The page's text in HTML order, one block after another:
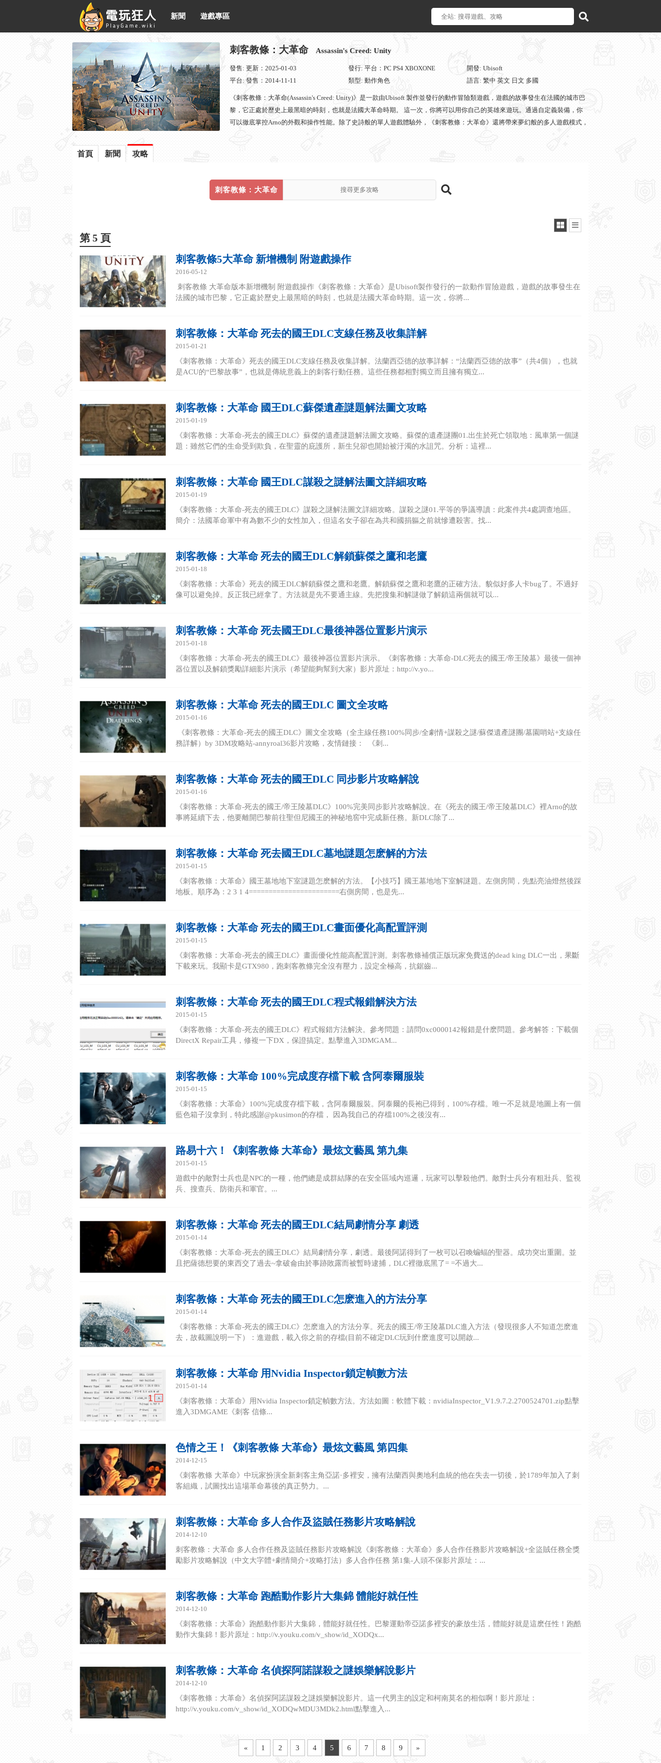
新聞 遊戲專區
刺客教條：大革命 Assassin's Creed: Unity
發售: 更新：2025-01-03 發行: 平台：PC PS4 XBOXONE
開發: Ubisoft
平台: 發售：2014-11-11
類型: 動作角色 語言: 繁中 英文 日文 多國
《刺客教條：大革命(Assassin's Creed: Unity)》是一款由Ubisoft 製作並發行的動作冒險類遊戲，遊戲的故事發生在法國的城市巴
黎，它正處於歷史上最黑暗的時刻，也就是法國大革命時期。 這一次，你將可以用你自己的英雄來遊玩。通過自定義裝備，你
可以徹底掌控Arno的外觀和操作性能。除了史詩般的單人遊戲體驗外，《刺客教條：大革命》還將帶來夢幻般的多人遊戲模式，
首頁 新聞 攻略
刺客教條：大革命
第 5 頁
刺客教條5大革命 新增機制 附遊戲操作
2016-05-12
刺客教條 大革命版本新增機制 附遊戲操作《刺客教條：大革命》是Ubisoft製作發行的一款動作冒險遊戲，遊戲的故事發生在
法國的城市巴黎，它正處於歷史上最黑暗的時刻，也就是法國大革命時期。這一次，你將...
刺客教條：大革命 死去的國王DLC支線任務及收集詳解
2015-01-21
《刺客教條：大革命》死去的國王DLC支線任務及收集詳解。法蘭西亞德的故事詳解：“法蘭西亞德的故事”（共4個），也就
是ACU的“巴黎故事”，也就是傳統意義上的刺客行動任務。這些任務都相對獨立而且擁有獨立...
刺客教條：大革命 國王DLC蘇傑遺產謎題解法圖文攻略
2015-01-19
《刺客教條：大革命-死去的國王DLC》蘇傑的遺產謎題解法圖文攻略。蘇傑的遺產謎團01.出生於死亡領取地：風車第一個謎
題：雖然它們的生命受到欺負，在聖靈的庇護所，新生兒卻也開始被汙濁的水詛咒。分析：這裡...
刺客教條：大革命 國王DLC謀殺之謎解法圖文詳細攻略
2015-01-19
《刺客教條：大革命-死去的國王DLC》謀殺之謎解法圖文詳細攻略。謀殺之謎01.平等的爭議導讀：此案件共4處調查地區。
簡介：法國革命軍中有為數不少的女性加入，但這名女子卻在為共和國捐軀之前就慘遭殺害。找...
刺客教條：大革命 死去的國王DLC解鎖蘇傑之鷹和老鷹
2015-01-18
《刺客教條：大革命》死去的國王DLC解鎖蘇傑之鷹和老鷹。解鎖蘇傑之鷹和老鷹的正確方法。貌似好多人卡bug了。不過好
像可以避免掉。反正我已經拿了。方法就是先不要通主線。先把搜集和解謎做了解鎖這兩個就可以...
刺客教條：大革命 死去國王DLC最後神器位置影片演示
2015-01-18
《刺客教條：大革命-死去的國王DLC》最後神器位置影片演示。《刺客教條：大革命-DLC死去的國王/帝王陵墓》最後一個神
器位置以及解鎖獎勵詳細影片演示（希望能夠幫到大家）影片原址：http://v.yo...
刺客教條：大革命 死去的國王DLC 圖文全攻略
2015-01-16
《刺客教條：大革命-死去的國王DLC》圖文全攻略（全主線任務100%同步/全劇情+謀殺之謎/蘇傑遺產謎團/墓園哨站+支線任
務詳解）by 3DM攻略站-annyroal36影片攻略，友情鏈接： 《刺...
刺客教條：大革命 死去的國王DLC 同步影片攻略解說
2015-01-16
《刺客教條：大革命-死去的國王/帝王陵墓DLC》100%完美同步影片攻略解說。在《死去的國王/帝王陵墓DLC》裡Arno的故
事將延續下去，他要離開巴黎前往聖但尼國王的神秘地窖中完成新任務。新DLC除了...
刺客教條：大革命 死去國王DLC墓地謎題怎麽解的方法
2015-01-15
《刺客教條：大革命》國王墓地地下室謎題怎麽解的方法。【小技巧】國王墓地地下室解謎題。左側房間，先點亮油燈然後踩
地板。順序為：2 3 1 4=======================右側房間，也是先...
刺客教條：大革命 死去的國王DLC畫面優化高配置評測
2015-01-15
《刺客教條：大革命-死去的國王DLC》畫面優化性能高配置評測。刺客教條補償正版玩家免費送的dead king DLC一出，果斷
下載來玩。我顯卡是GTX980，跑刺客教條完全沒有壓力，設定全極高，抗鋸齒...
刺客教條：大革命 死去的國王DLC程式報錯解決方法
2015-01-15
《刺客教條：大革命-死去的國王DLC》程式報錯方法解決。參考問題：請問0xc0000142報錯是什麽問題。參考解答：下載個
DirectX Repair工具，修複一下DX，保證搞定。點擊進入3DMGAM...
刺客教條：大革命 100%完成度存檔下載 含阿泰爾服裝
2015-01-15
《刺客教條：大革命》100%完成度存檔下載，含阿泰爾服裝。阿泰爾的長袍已得到，100%存檔。唯一不足就是地圖上有一個
藍色箱子沒拿到，特此感謝@pkusimon的存檔， 因為我自己的存檔100%之後沒有...
路易十六！《刺客教條 大革命》最炫文藝風 第九集
2015-01-15
遊戲中的敵對士兵也是NPC的一種，他們總是成群結隊的在安全區域內巡邏，玩家可以擊殺他們。敵對士兵分有粗壯兵、監視
兵、搜查兵、防衛兵和軍官。...
刺客教條：大革命 死去的國王DLC結局劇情分享 劇透
2015-01-14
《刺客教條：大革命-死去的國王DLC》結局劇情分享，劇透。最後阿諾得到了一枚可以召喚蝙蝠的聖器。成功突出重圍。並
且把薩德想要的東西交了過去~拿破侖由於事跡敗露而被暫時逮捕，DLC裡徹底黑了= =不過大...
刺客教條：大革命 死去的國王DLC怎麽進入的方法分享
2015-01-14
《刺客教條：大革命-死去的國王DLC》怎麽進入的方法分享。死去的國王/帝王陵墓DLC進入方法（發現很多人不知道怎麽進
去，故截圖說明一下）：進遊戲，載入你之前的存檔(目前不確定DLC玩到什麽進度可以開啟...
刺客教條：大革命 用Nvidia Inspector鎖定幀數方法
2015-01-14
《刺客教條：大革命》用Nvidia Inspector鎖定幀數方法。方法如圖：軟體下載：nvidiaInspector_V1.9.7.2.2700524701.zip點擊
進入3DMGAME《刺客 信條...
色情之王！《刺客教條 大革命》最炫文藝風 第四集
2014-12-15
《刺客教條 大革命》中玩家扮演全新刺客主角亞諾·多裡安，擁有法蘭西與奧地利血統的他在失去一切後，於1789年加入了刺
客組織，試圖找出這場革命幕後的真正勢力。...
刺客教條：大革命 多人合作及盜賊任務影片攻略解說
2014-12-10
刺客教條：大革命 多人合作任務及盜賊任務影片攻略解說《刺客教條：大革命》多人合作任務影片攻略解說+全盜賊任務全獎
勵影片攻略解說（中文大字體+劇情簡介+攻略打法）多人合作任務 第1集-人頭不保影片原址：...
刺客教條：大革命 跑酷動作影片大集錦 體能好就任性
2014-12-10
《刺客教條：大革命》跑酷動作影片大集錦，體能好就任性。巴黎運動帝亞諾多裡安的豪放生活，體能好就是這麽任性！跑酷
動作大集錦！影片原址：http://v.youku.com/v_show/id_XODQx...
刺客教條：大革命 名偵探阿諾謀殺之謎娛樂解說影片
2014-12-10
《刺客教條：大革命》名偵探阿諾謀殺之謎娛樂解說影片。這一代男主的設定和柯南莫名的相似啊！影片原址：
http://v.youku.com/v_show/id_XODQwMDU3MDk2.html點擊進入...
« 1 2 3 4 5 6 7 8 9 »